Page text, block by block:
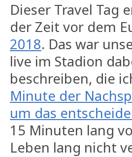
Dieser Travel Tag
der Zeit vor dem
2018. Das war
live im Stadion
beschreiben, die
Minute der
um das
15 Minuten lang
Leben lang nicht